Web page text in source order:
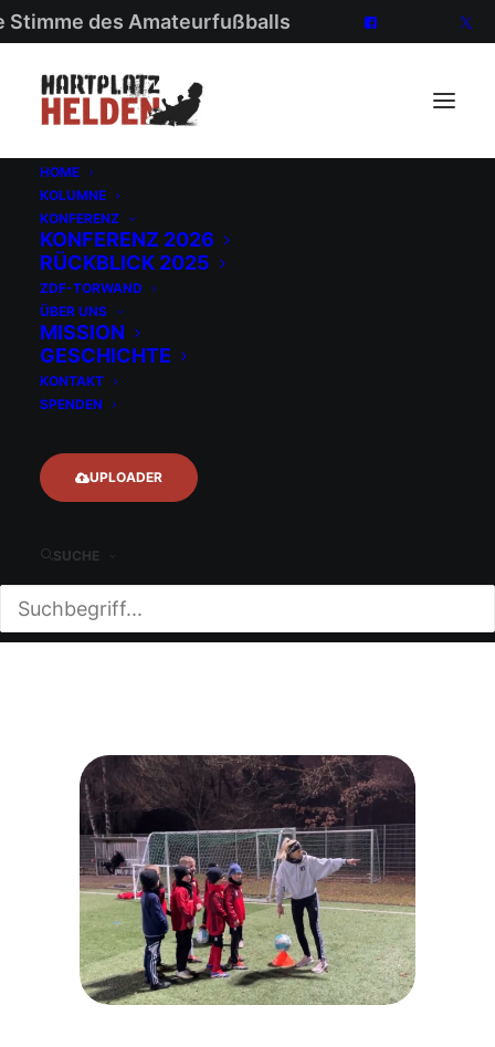
Stimme des Amateurfußballs
HOME
KOLUMNE
KONFERENZ
KONFERENZ 2026
RÜCKBLICK 2025
ZDF-TORWAND
ÜBER UNS
MISSION
GESCHICHTE
KONTAKT
SPENDEN
UPLOADER
SUCHE